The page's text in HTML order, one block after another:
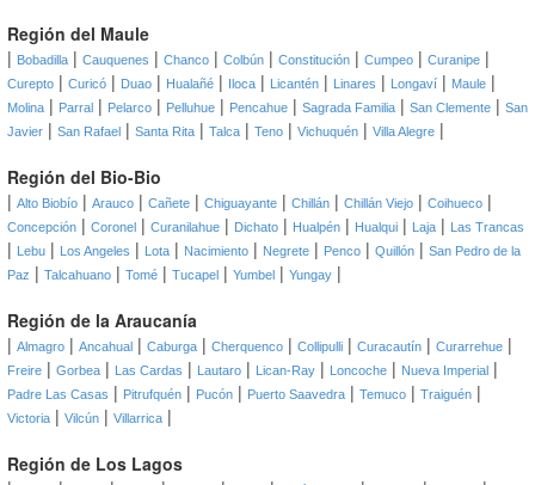
Región del Maule
| Bobadilla | Cauquenes | Chanco | Colbún | Constitución | Cumpeo | Curanipe |
Curepto | Curicó | Duao | Hualañé | Iloca | Licantén | Linares | Longaví | Maule |
Molina | Parral | Pelarco | Pelluhue | Pencahue | Sagrada Familia | San Clemente | San
Javier | San Rafael | Santa Rita | Talca | Teno | Vichuquén | Villa Alegre |
Región del Bio-Bio
| Alto Biobío | Arauco | Cañete | Chiguayante | Chillán | Chillán Viejo | Coihueco |
Concepción | Coronel | Curanilahue | Dichato | Hualpén | Hualqui | Laja | Las Trancas
| Lebu | Los Angeles | Lota | Nacimiento | Negrete | Penco | Quillón | San Pedro de la
Paz | Talcahuano | Tomé | Tucapel | Yumbel | Yungay |
Región de la Araucanía
| Almagro | Ancahual | Caburga | Cherquenco | Collipulli | Curacautín | Curarrehue |
Freire | Gorbea | Las Cardas | Lautaro | Lican-Ray | Loncoche | Nueva Imperial |
Padre Las Casas | Pitrufquén | Pucón | Puerto Saavedra | Temuco | Traiguén |
Victoria | Vilcún | Villarrica |
Región de Los Lagos